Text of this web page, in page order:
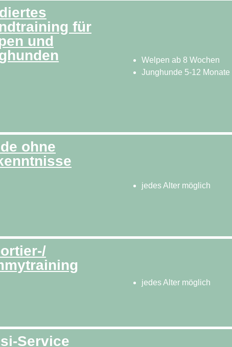
für
und
Welpen ab 8 Wochen
Junghunde 5-12 Monate
ohne
jedes Alter möglich
jedes Alter möglich
Service